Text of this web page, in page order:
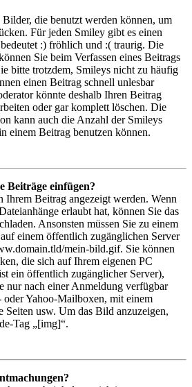
die benutzt werden können, um
Für jeden Smiley gibt es einen
:) fröhlich und :( traurig. Die
Sie beim Verfassen eines Beitrags
bitte trotzdem, Smileys nicht zu häufig
einen Beitrag schnell unlesbar
könnte deshalb Ihren Beitrag
oder gar komplett löschen. Die
kann auch die Anzahl der Smileys
einem Beitrag benutzen können.
Beiträge einfügen?
Ihrem Beitrag angezeigt werden. Wenn
erlaubt hat, können Sie das
Ansonsten müssen Sie zu einem
einem öffentlich zugänglichen Server
mein-bild.gif. Sie können
die sich auf Ihrem eigenen PC
ein öffentlich zugänglicher Server),
nur nach einer Anmeldung verfügbar
Yahoo-Mailboxen, mit einem
Seiten usw. Um das Bild anzuzeigen,
Tag „[img]“.